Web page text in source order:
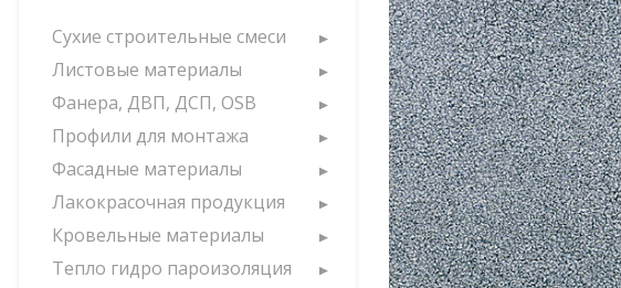
Сухие строительные смеси
Листовые материалы
Фанера, ДВП, ДСП, OSB
Профили для монтажа
Фасадные материалы
Лакокрасочная продукция
Кровельные материалы
Тепло гидро пароизоляция